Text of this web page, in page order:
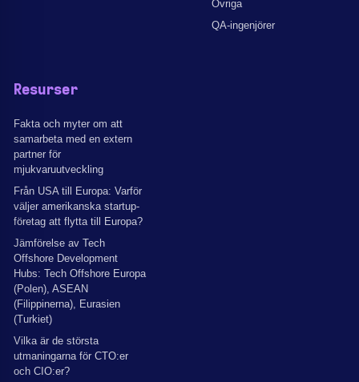
Övriga
QA-ingenjörer
Resurser
Fakta och myter om att
samarbeta med en extern
partner för
mjukvaruutveckling
Från USA till Europa: Varför
väljer amerikanska startup-
företag att flytta till Europa?
Jämförelse av Tech
Offshore Development
Hubs: Tech Offshore Europa
(Polen), ASEAN
(Filippinerna), Eurasien
(Turkiet)
Vilka är de största
utmaningarna för CTO:er
och CIO:er?